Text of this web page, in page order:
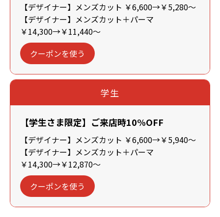
【デザイナー】メンズカット ￥6,600→￥5,280～
【デザイナー】メンズカット＋パーマ
￥14,300→￥11,440～
クーポンを使う
学生
【学生さま限定】ご来店時10%OFF
【デザイナー】メンズカット ￥6,600→￥5,940～
【デザイナー】メンズカット＋パーマ
￥14,300→￥12,870～
クーポンを使う